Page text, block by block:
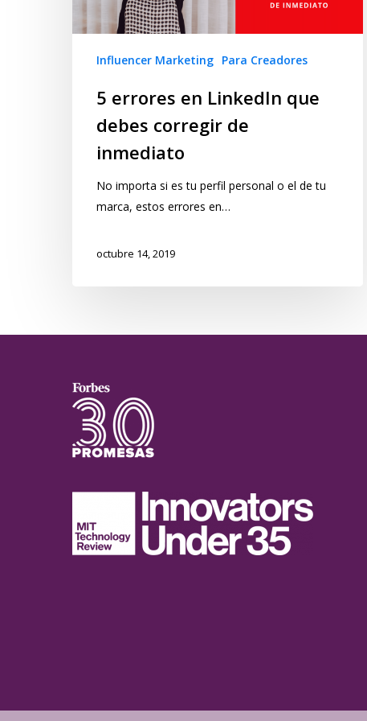
Influencer Marketing Para Creadores
5 errores en LinkedIn que
debes corregir de
inmediato
No importa si es tu perfil personal o el de tu
marca, estos errores en…
octubre 14, 2019